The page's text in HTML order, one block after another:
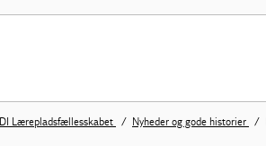
DI Lærepladsfællesskabet Nyheder og gode historier